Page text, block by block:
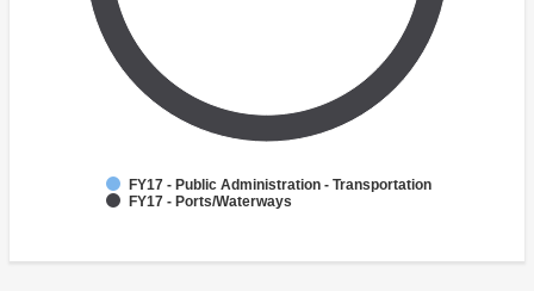
FY17 - Public Administration - Transportation
FY17 - Ports/Waterways